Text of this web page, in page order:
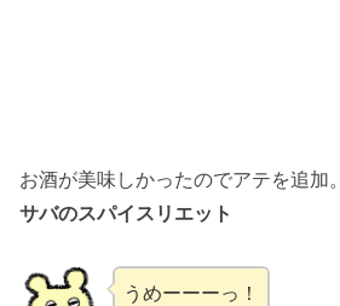
お酒が美味しかったのでアテを追加。
サバのスパイスリエット
うめーーーっ！